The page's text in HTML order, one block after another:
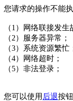
您请求的操作不能
（1）网络联接发生
（2）服务器异常；
（3）系统资源繁忙
（4）网络超时；
（5）非法登录；
您可以使用 后退按